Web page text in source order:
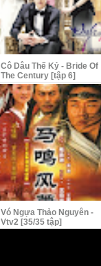
Cô Dâu Thế Kỷ - Bride Of
The Century [tập 6]
Vó Ngựa Thảo Nguyên -
Vtv2 [35/35 tập]